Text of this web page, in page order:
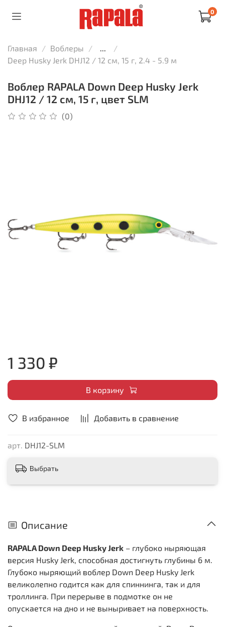
0
Главная Воблеры
...
Deep Husky Jerk DHJ12 / 12 см, 15 г, 2.4 - 5.9 м
Воблер RAPALA Down Deep Husky Jerk
DHJ12 / 12 см, 15 г, цвет SLM
(0)
В избранное Добавить в сравнение
арт. DHJ12-SLM
1 330 ₽
В корзину
Выбрать
Описание
RAPALA Down Deep Husky Jerk – глубоко ныряющая
версия Husky Jerk, способная достигнуть глубины 6 м.
Глубоко ныряющий воблер Down Deep Husky Jerk
великолепно годится как для спиннинга, так и для
троллинга. При перерыве в подмотке он не
опускается на дно и не выныривает на поверхность.